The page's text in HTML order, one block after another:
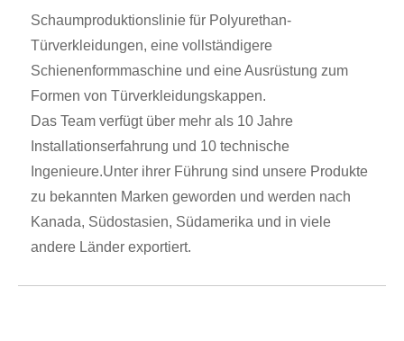
Schaumproduktionslinie für Polyurethan-
Türverkleidungen, eine vollständigere
Schienenformmaschine und eine Ausrüstung zum
Formen von Türverkleidungskappen.
Das Team verfügt über mehr als 10 Jahre
Installationserfahrung und 10 technische
Ingenieure.Unter ihrer Führung sind unsere Produkte
zu bekannten Marken geworden und werden nach
Kanada, Südostasien, Südamerika und in viele
andere Länder exportiert.